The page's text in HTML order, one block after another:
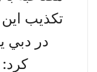
تكذيب
در دبي